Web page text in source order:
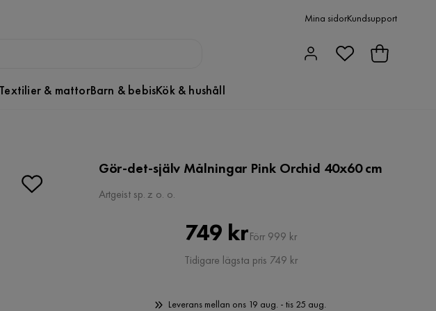
Mina sidorKundsupport
Textilier & mattorBarn & bebisKök & hushåll
Gör-det-själv Målningar Pink Orchid 40x60 cm
Artgeist sp. z o. o.
Pris
749 krOriginal
Pris
Förr 999 kr
Tidigare lägsta pris 749 kr
Leverans mellan ons 19 aug. - tis 25 aug.